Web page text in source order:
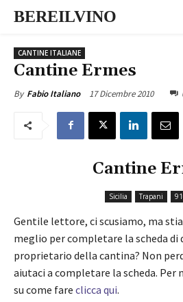
BEREILVINO
CANTINE ITALIANE
Cantine Ermes
By Fabio Italiano 17 Dicembre 2010
Cantine
Sicilia Trapani
Gentile lettore, ci scusiamo, ma
meglio per completare la scheda di
proprietario della cantina? Non
aiutaci a completare la scheda.
su come fare clicca qui.